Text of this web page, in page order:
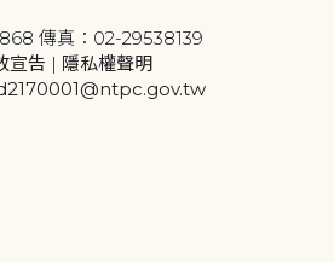
傳真：02-29538139
宣告 | 隱私權聲明